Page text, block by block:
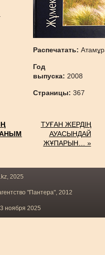
Распечатать:
Год
выпуска: 2008
Страницы:367
ТУҒАН ЖЕРДІҢ
АУАСЫНДАЙ
ЖҰПАРЫН… »
2025
"Пантера", 2012
ноября 2025